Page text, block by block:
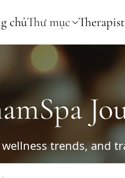
chủThư mục
trends, and